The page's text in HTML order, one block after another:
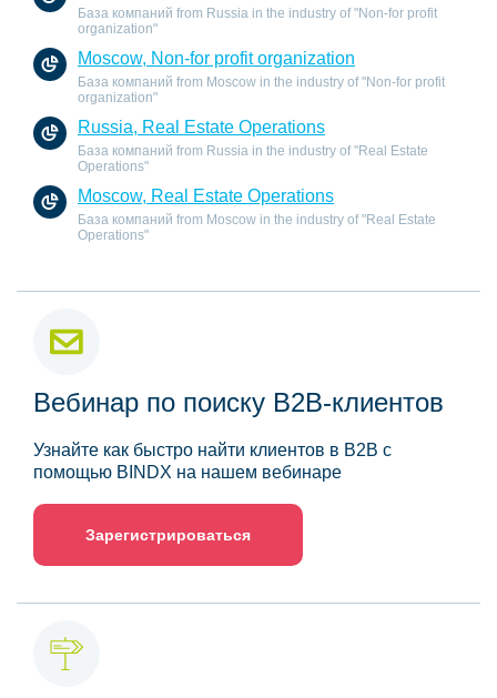
База компаний from Russia in the industry of "Non-for profit
organization"
Moscow, Non-for profit organization
База компаний from Moscow in the industry of "Non-for profit
organization"
Russia, Real Estate Operations
База компаний from Russia in the industry of "Real Estate
Operations"
Moscow, Real Estate Operations
База компаний from Moscow in the industry of "Real Estate
Operations"
Вебинар по поиску B2B-клиентов
Узнайте как быстро найти клиентов в B2B с
помощью BINDX на нашем вебинаре
Зарегистрироваться